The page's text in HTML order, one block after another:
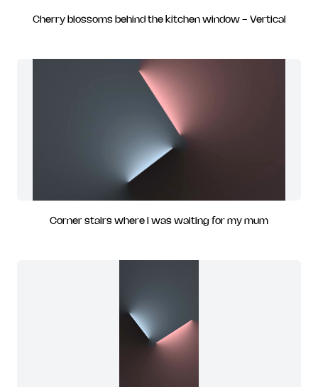
Cherry blossoms behind the kitchen window - Vertical
Corner stairs where I was waiting for my mum